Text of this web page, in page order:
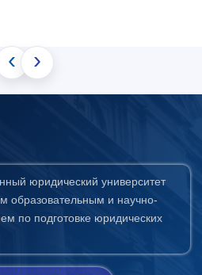
‹ ›
юридический университет
образовательным и научно-
по подготовке юридических